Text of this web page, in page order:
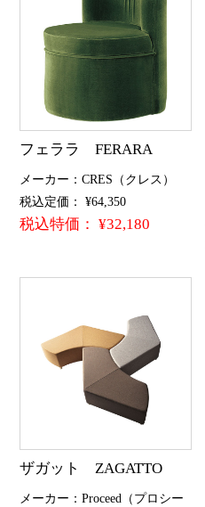
フェララ FERARA
メーカー：CRES（クレス）
税込定価： ¥64,350
税込特価： ¥32,180
ザガット ZAGATTO
メーカー：Proceed（プロシー